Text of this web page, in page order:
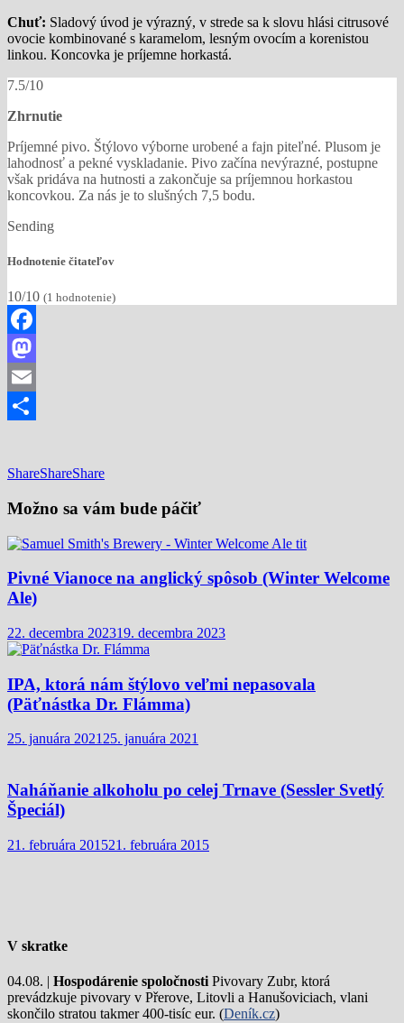
Chuť: Sladový úvod je výrazný, v strede sa k slovu hlási citrusové
ovocie kombinované s karamelom, lesným ovocím a korenistou
linkou. Koncovka je príjemne horkastá.
7.5/10
Zhrnutie
Príjemné pivo. Štýlovo výborne urobené a fajn piteľné. Plusom je
lahodnosť a pekné vyskladanie. Pivo začína nevýrazné, postupne
však pridáva na hutnosti a zakončuje sa príjemnou horkastou
koncovkou. Za nás je to slušných 7,5 bodu.
Sending
Hodnotenie čitateľov
10/10 (1 hodnotenie)
Facebook
Mastodon
Email
ShareShareShare
Možno sa vám bude páčiť
Pivné Vianoce na anglický spôsob (Winter Welcome
Ale)
22. decembra 202319. decembra 2023
IPA, ktorá nám štýlovo veľmi nepasovala
(Päťnástka Dr. Flámma)
25. januára 202125. januára 2021
Naháňanie alkoholu po celej Trnave (Sessler Svetlý
Špeciál)
21. februára 201521. februára 2015
V skratke
04.08. | Hospodárenie spoločnostiPivovary Zubr, ktorá
prevádzkuje pivovary v Přerove, Litovli a Hanušoviciach, vlani
skončilo stratou takmer 400-tisíc eur. (Deník.cz)